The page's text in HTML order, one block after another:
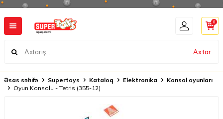
Axtar
0
Əsas səhifə Supertoys Kataloq Elektronika
Konsol oyunları
Oyun Konsolu - Tetris (355-12)